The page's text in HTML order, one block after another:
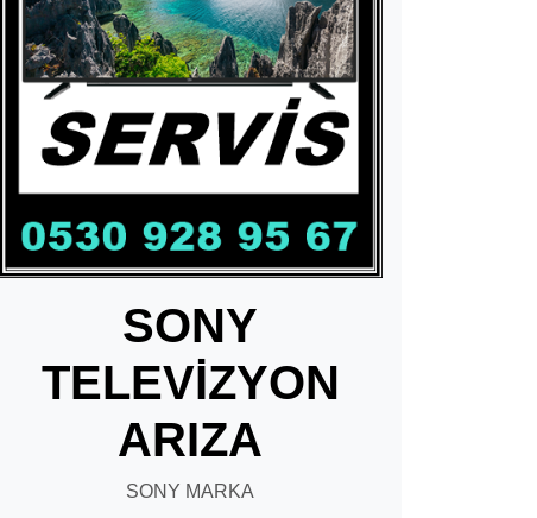
SONY
TELEVİZYON
ARIZA
SONY MARKA